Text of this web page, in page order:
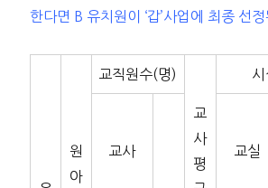
한다면 B 유치원이 ‘갑’사업에 최종 선정
원
아
교직원수(명)
교
사
평
교사 교실